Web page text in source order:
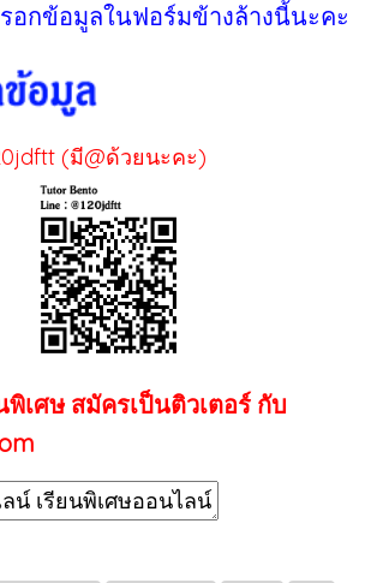
อกข้อมูลในฟอร์มข้างล้างนี้นะคะ
(มี@ด้วยนะคะ)
เศษ สมัครเป็นติวเตอร์ กับ